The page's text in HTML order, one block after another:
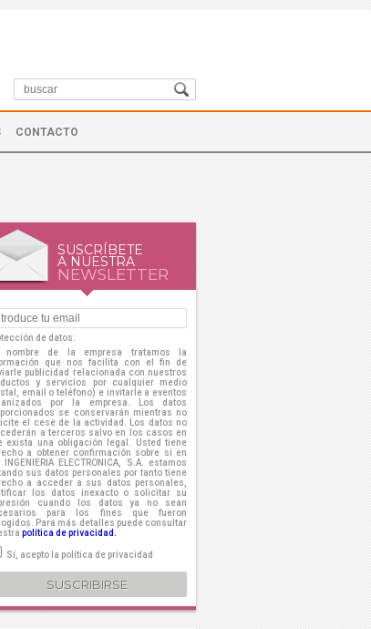
CONTACTO
SUSCRÍBETE
A NUESTRA
NEWSLETTER
de datos:
nombre de la empresa tratamos la
que nos facilita con el fin de
publicidad relacionada con nuestros
y servicios por cualquier medio
email o teléfono) e invitarle a eventos
por la empresa. Los datos
se conservarán mientras no
el cese de la actividad. Los datos no
a terceros salvo en los casos en
exista una obligación legal. Usted tiene
a obtener confirmación sobre si en
INGENIERIA ELECTRONICA, S.A. estamos
sus datos personales por tanto tiene
a acceder a sus datos personales,
los datos inexacto o solicitar su
cuando los datos ya no sean
para los fines que fueron
Para más detalles puede consultar
política de privacidad.
Sí, acepto la política de privacidad